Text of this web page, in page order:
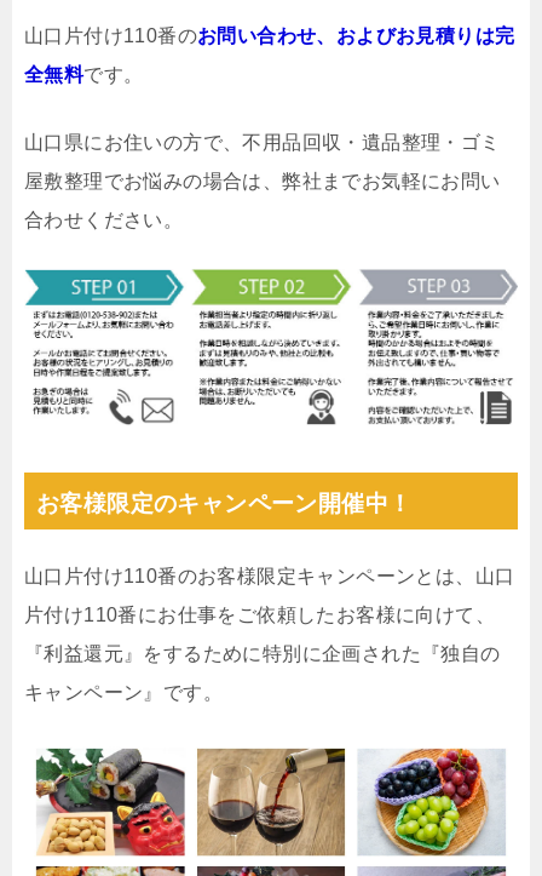
山口片付け110番のお問い合わせ、およびお見積りは完
全無料です。
山口県にお住いの方で、不用品回収・遺品整理・ゴミ
屋敷整理でお悩みの場合は、弊社までお気軽にお問い
合わせください。
お客様限定のキャンペーン開催中！
山口片付け110番のお客様限定キャンペーンとは、山口
片付け110番にお仕事をご依頼したお客様に向けて、
『利益還元』をするために特別に企画された『独自の
キャンペーン』です。